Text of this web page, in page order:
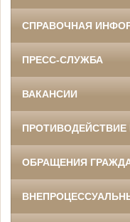
СПРАВОЧНАЯ
ПРЕСС-СЛУЖБА
ВАКАНСИИ
ПРОТИВОДЕЙСТВИЕ
ОБРАЩЕНИЯ